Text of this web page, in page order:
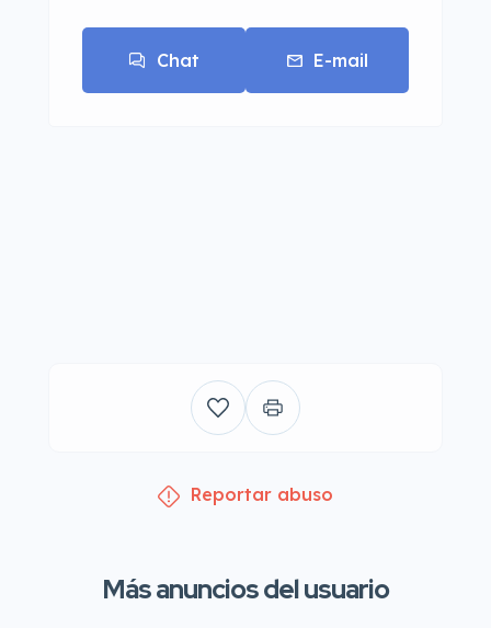
Chat E-mail
Reportar abuso
Más anuncios del usuario